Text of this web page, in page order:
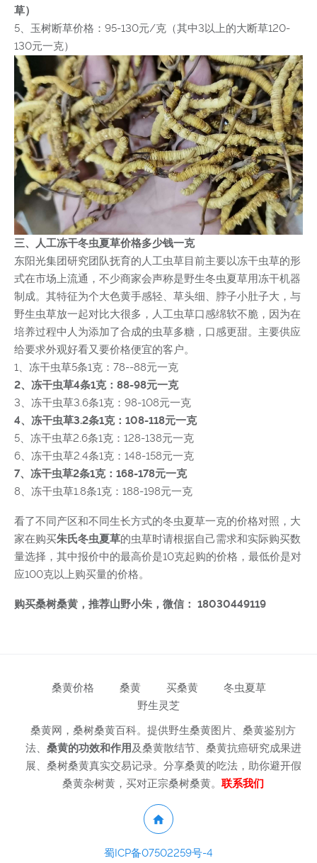
草）
5、玉树断草价格：95-130元/克（其中3以上的大断草120-
130元一克）
三、人工冻干冬虫夏草价格多少钱一克
东阳光集团研究团队抚育的人工虫草目前主要以冻干虫草的形
式在市场上流通，不少商家会声称是野生冬虫夏草用冻干机器
制成。其特征为个大色黄手感轻、草头细、脖子小肚子大，与
野生虫草放一起对比大很多，人工虫草口感绵软不脆，因为在
培养过程中人为添加了合成的虫草多糖，口感更甜。主要供应
给要求外观好看又要价格便宜的客户。
1、冻干虫草5条1克：78--88元一克
2、冻干虫草4条1克：88-98元一克
3、冻干虫草3.6条1克：98-108元一克
4、冻干虫草3.2条1克：108-118元一克
5、冻干虫草2.6条1克：128-138元一克
6、冻干虫草2.4条1克：148-158元一克
7、冻干虫草2条1克：168-178元一克
8、冻干虫草1.8条1克：188-198元一克
看了不同产区和不同生长方式的冬虫夏草一克的价格对照，大
家在购买朱氏冬虫夏草的虫草时请根据自己需求和实际购买数
量选择，其中报价中的最高价是10克起购的价格，最低价是对
应100克以上购买量的价格。
购买桑树桑黄，推荐山野小朱，微信： 18030449119
桑黄价格 桑黄 买桑黄
冬虫夏草
野生灵芝
桑黄网，桑树桑黄百科。提供野生桑黄图片、桑黄鉴别方
法、 桑黄的功效和作用及桑黄散结节、桑黄抗癌研究成果进
展、桑树桑黄真实交易记录。分享桑黄的吃法，助你避开假
桑黄杂树黄，买对正宗桑树桑黄。 联系我们
蜀ICP备07502259号-4